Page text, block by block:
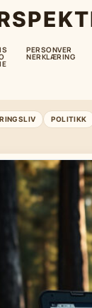
PERSONVER
NERKLÆRING
POLITIKK